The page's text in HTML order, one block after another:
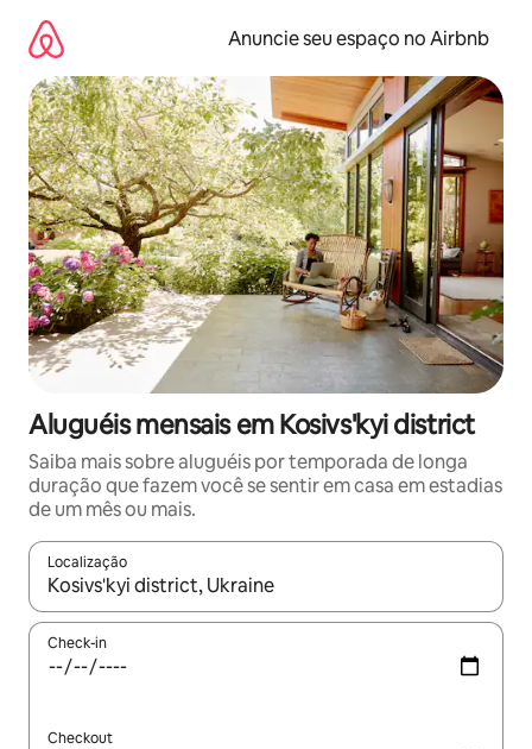
para
conteúdo
Anuncie seu espaço no Airbnb
Aluguéis mensais em Kosivs'kyi district
Saiba mais sobre aluguéis por temporada de longa
duração que fazem você se sentir em casa em estadias
de um mês ou mais.
Localização
Quando os resultados estiverem disponíveis, explore-os
Check-in
Checkout